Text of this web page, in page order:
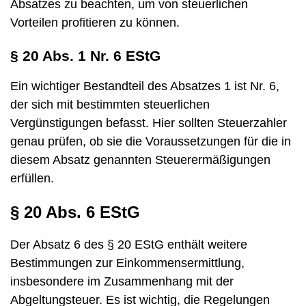
Absatzes zu beachten, um von steuerlichen
Vorteilen profitieren zu können.
§ 20 Abs. 1 Nr. 6 EStG
Ein wichtiger Bestandteil des Absatzes 1 ist Nr. 6,
der sich mit bestimmten steuerlichen
Vergünstigungen befasst. Hier sollten Steuerzahler
genau prüfen, ob sie die Voraussetzungen für die in
diesem Absatz genannten Steuerermäßigungen
erfüllen.
§ 20 Abs. 6 EStG
Der Absatz 6 des § 20 EStG enthält weitere
Bestimmungen zur Einkommensermittlung,
insbesondere im Zusammenhang mit der
Abgeltungsteuer. Es ist wichtig, die Regelungen